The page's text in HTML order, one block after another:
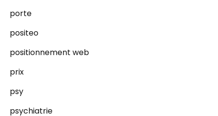
porte
positeo
positionnement web
prix
psy
psychiatrie